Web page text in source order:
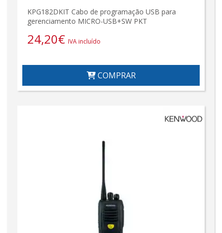
KPG182DKIT Cabo de programação USB para
gerenciamento MICRO-USB+SW PKT
24,20€ IVA incluído
COMPRAR